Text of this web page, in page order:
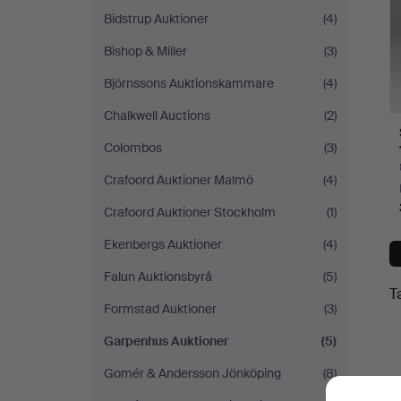
Bidstrup Auktioner
(4)
Bishop & Miller
(3)
Björnssons Auktionskammare
(4)
Chalkwell Auctions
(2)
Colombos
(3)
Crafoord Auktioner Malmö
(4)
Crafoord Auktioner Stockholm
(1)
Ekenbergs Auktioner
(4)
Falun Auktionsbyrå
(5)
Formstad Auktioner
(3)
Garpenhus Auktioner
(5)
Gomér & Andersson Jönköping
(8)